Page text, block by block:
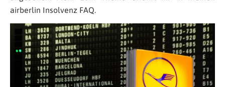
airberlin Insolvenz FAQ.